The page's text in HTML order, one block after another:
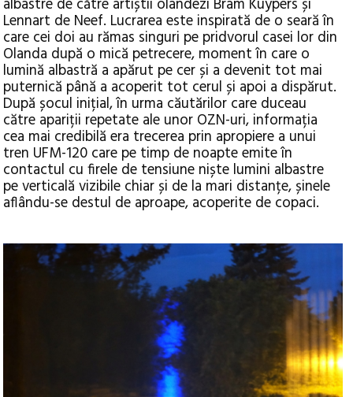
albastre de către artiștii olandezi Bram Kuypers și
Lennart de Neef. Lucrarea este inspirată de o seară în
care cei doi au rămas singuri pe pridvorul casei lor din
Olanda după o mică petrecere, moment în care o
lumină albastră a apărut pe cer și a devenit tot mai
puternică până a acoperit tot cerul și apoi a dispărut.
După șocul inițial, în urma căutărilor care duceau
către apariții repetate ale unor OZN-uri, informația
cea mai credibilă era trecerea prin apropiere a unui
tren UFM-120 care pe timp de noapte emite în
contactul cu firele de tensiune niște lumini albastre
pe verticală vizibile chiar și de la mari distanțe, șinele
aflându-se destul de aproape, acoperite de copaci.